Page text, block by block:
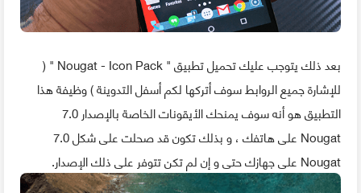
بعد ذلك يتوجب عليك تحميل تطبيق " Nougat - Icon Pack " (
للإشارة جميع الروابط سوف أتركها لكم أسفل التدوينة ) وظيفة هذا
التطبيق هو أنه سوف يمنحك الأيقونات الخاصة بالإصدار 7.0
Nougat على هاتفك ، و بذلك تكون قد صحلت على شكل 7.0
Nougat على جهازك حتى و إن لم تكن تتوفر على ذلك الإصدار.